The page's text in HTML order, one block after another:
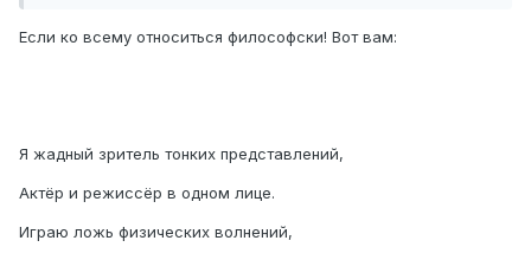
Если ко всему относиться философски! Вот вам:
Я жадный зритель тонких представлений,
Актёр и режиссёр в одном лице.
Играю ложь физических волнений,